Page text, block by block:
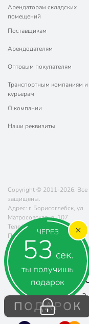
ЧЕРЕЗ
52 сек.
ты получишь
подарок
ПОДАРОК
Арендаторам складских
помещений
Поставщикам
Арендодателям
Оптовым покупателям
Транспортным компаниям и
курьерам
О компании
Наши реквизиты
Copyright © 2011-2026. Все
защищены.
Адрес: г. Борисоглебск, ул.
Матросовская, д. 107
Телефон:
8 (800) 770-77-06
Почта:
sales@poryadok.ru
8